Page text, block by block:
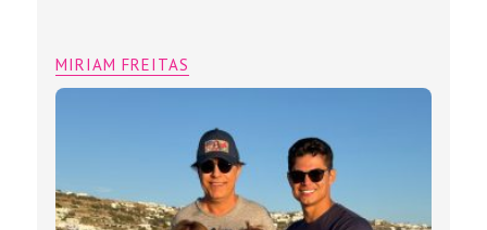
MIRIAM FREITAS